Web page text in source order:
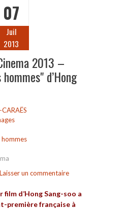
07
Juil
2013
2013 –
d’Hong
hommes
Laisser un commentaire
film d’Hong Sang-soo a
première française à